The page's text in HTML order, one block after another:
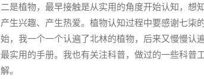
二是植物，最早接触是从实用的角度开始认知，想
产生兴趣、产生热爱。植物认知过程中要感谢七柒
始，我一个一个认遍了北林的植物，后来又慢慢认
最实用的手册。我也有关注科普，做过的一些科普
解。